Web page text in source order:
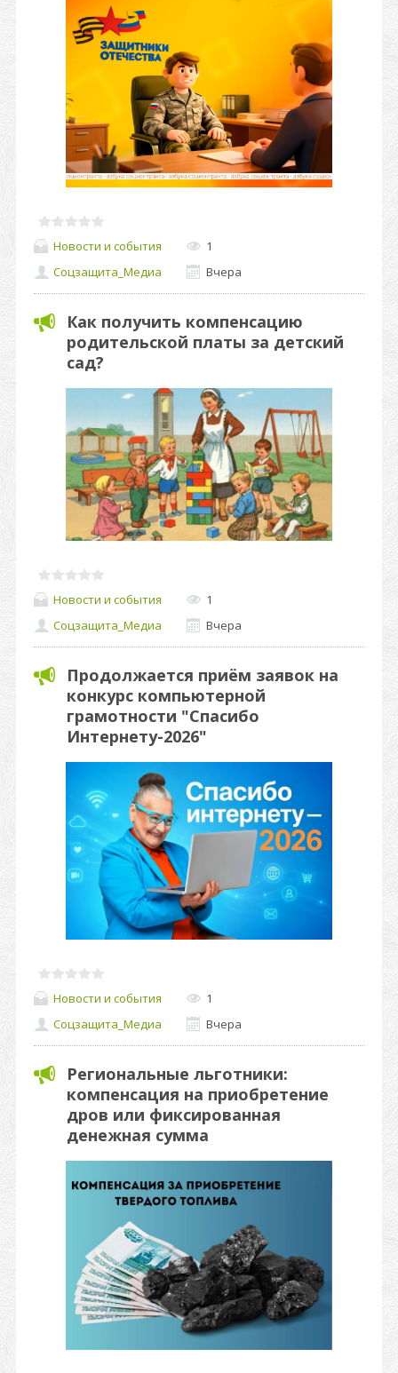
Новости и события
1
Соцзащита_Медиа
Вчера
Как получить компенсацию
родительской платы за детский
сад?
Новости и события
1
Соцзащита_Медиа
Вчера
Продолжается приём заявок на
конкурс компьютерной
грамотности "Спасибо
Интернету-2026"
Новости и события
1
Соцзащита_Медиа
Вчера
Региональные льготники:
компенсация на приобретение
дров или фиксированная
денежная сумма